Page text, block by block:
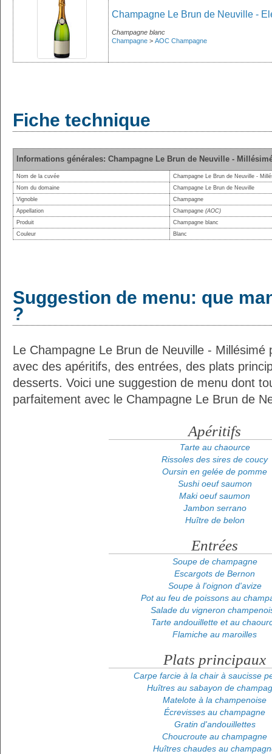
Champagne Le Brun de Neuville -
Champagne blanc
Champagne > AOC Champagne
Fiche technique
Informations générales: Champagne Le Brun de Neuville -
Nom de la cuvée
Champagne Le Brun de Neuville -
Nom du domaine
Champagne Le Brun de Neuville
Vignoble
Champagne
Appellation
Champagne (AOC)
Produit
Champagne blanc
Couleur
Blanc
Suggestion de menu: que
?
Le Champagne Le Brun de Neuville -
avec des apéritifs, des entrées, des plats
desserts. Voici une suggestion de menu dont
parfaitement avec le Champagne Le Brun de
Apéritifs
Tarte au chaource
Rissoles des sires de coucy
Oursin en gelée de pomme
Sushi oeuf saumon
Maki oeuf saumon
Jambon serrano
Huître de belon
Entrées
Soupe de champagne
Escargots de Bernon
Soupe à l'oignon d'avize
Pot au feu de poissons au
Salade du vigneron
Tarte andouillette et au
Flamiche au maroilles
Plats principaux
Carpe farcie à la chair à saucisse
Huîtres au sabayon de
Matelote à la champenoise
Écrevisses au champagne
Gratin d'andouillettes
Choucroute au champagne
Huîtres chaudes au